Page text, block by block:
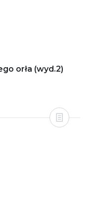
orła (wyd.2)